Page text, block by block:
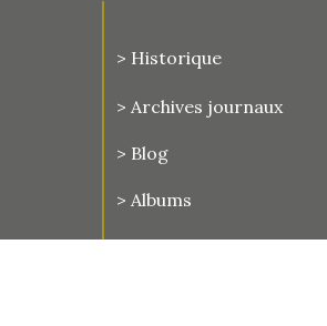
> Historique
> Archives journaux
> Blog
> Albums